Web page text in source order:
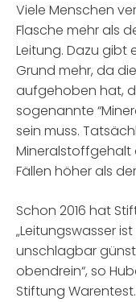
Viele Menschen
Flasche mehr als
Leitung. Dazu gibt
Grund mehr, da
aufgehoben hat,
sogenannte
sein muss.
Mineralstoffgehalt
Fällen höher als
Schon 2016 hat
„Leitungswasser
unschlagbar
obendrein“, so
Stiftung Warentest.